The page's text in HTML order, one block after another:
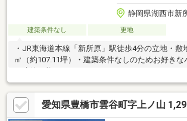
静岡県湖西市新
建築条件なし 更地
・JR東海道本線「新所原」駅徒歩4分の立地・敷
㎡（約107.11坪）・建築条件なしのためお好きな
愛知県豊橋市雲谷町字上ノ山